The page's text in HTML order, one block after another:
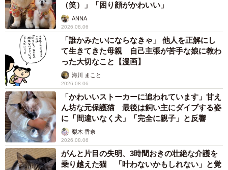
（笑）」「困り顔がかわいい」
ANNA
2026.08.06
「誰かみたいにならなきゃ」 他人を正解にし
て生きてきた母親 自己主張が苦手な娘に教わ
った大切なこと【漫画】
海川 まこと
2026.08.06
「かわいいストーカーに追われています」甘え
ん坊な元保護猫 最後は飼い主にダイブする姿
に「間違いなく犬」「完全に親子」と反響
梨木 香奈
2026.08.06
がんと片目の失明、3時間おきの壮絶な介護を
乗り越えた猫 「叶わないかもしれない」と覚